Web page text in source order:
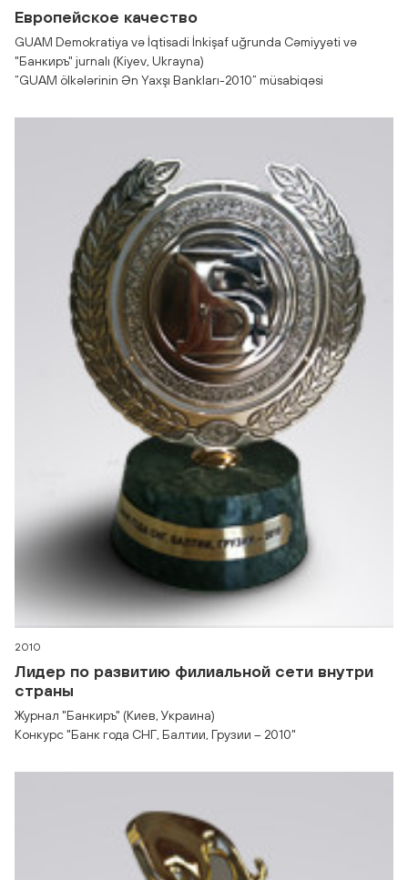
Европейское качество
GUAM Demokratiya və İqtisadi İnkişaf uğrunda Cəmiyyəti və
"Банкиръ" jurnalı (Kiyev, Ukrayna)
“GUAM ölkələrinin Ən Yaxşı Bankları-2010” müsabiqəsi
2010
Лидер по развитию филиальной сети внутри
страны
Журнал "Банкиръ" (Киев, Украина)
Конкурс "Банк года СНГ, Балтии, Грузии – 2010"